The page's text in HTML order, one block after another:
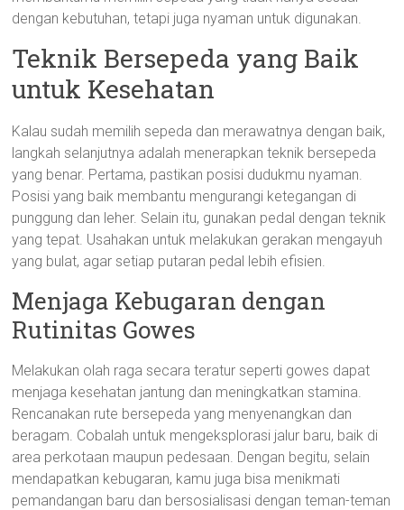
dengan kebutuhan, tetapi juga nyaman untuk digunakan.
Teknik Bersepeda yang Baik
untuk Kesehatan
Kalau sudah memilih sepeda dan merawatnya dengan baik,
langkah selanjutnya adalah menerapkan teknik bersepeda
yang benar. Pertama, pastikan posisi dudukmu nyaman.
Posisi yang baik membantu mengurangi ketegangan di
punggung dan leher. Selain itu, gunakan pedal dengan teknik
yang tepat. Usahakan untuk melakukan gerakan mengayuh
yang bulat, agar setiap putaran pedal lebih efisien.
Menjaga Kebugaran dengan
Rutinitas Gowes
Melakukan olah raga secara teratur seperti gowes dapat
menjaga kesehatan jantung dan meningkatkan stamina.
Rencanakan rute bersepeda yang menyenangkan dan
beragam. Cobalah untuk mengeksplorasi jalur baru, baik di
area perkotaan maupun pedesaan. Dengan begitu, selain
mendapatkan kebugaran, kamu juga bisa menikmati
pemandangan baru dan bersosialisasi dengan teman-teman